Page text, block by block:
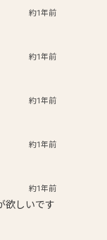
約1年前
約1年前
約1年前
約1年前
約1年前
欲しいです